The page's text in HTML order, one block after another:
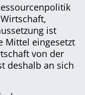
ist
Mittel eingesetzt
von der
deshalb an sich